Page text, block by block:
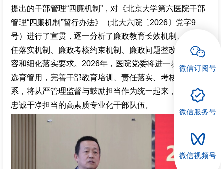
提出的干部管理“四廉机制”，对《北京大学第六医院干部
管理“四廉机制”暂行办法》（北大六院〔2026〕党字9
号）进行了宣贯，逐一分析了廉政教育长效机制、廉政责
任落实机制、廉政考核约束机制、廉政问题整改机制的内
容和细化落实要求。2026年，医院党委将进一步强化干部
选育管用，完善干部教育培训、责任落实、考核评价体
系，将从严管理监督与鼓励担当作为统一起来，努力打造
忠诚干净担当的高素质专业化干部队伍。
微信订阅号
微信服务号
微信视频号